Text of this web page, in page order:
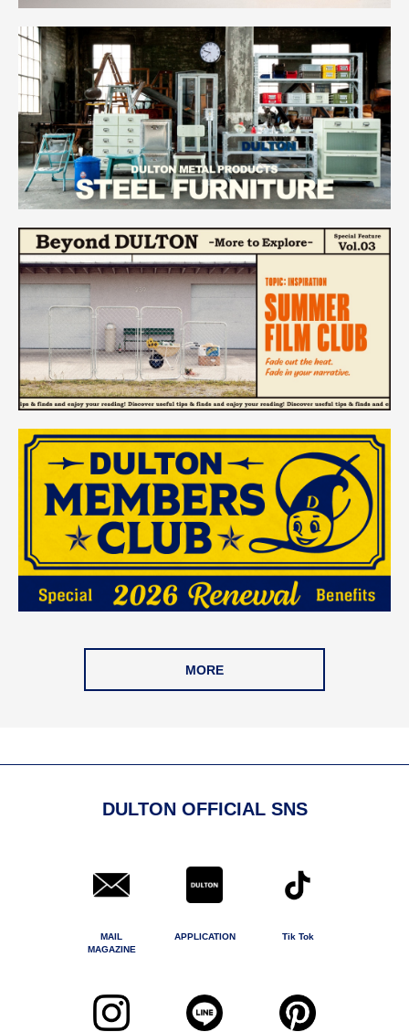
MORE
DULTON OFFICIAL SNS
MAIL
MAGAZINE
APPLICATION Tik Tok